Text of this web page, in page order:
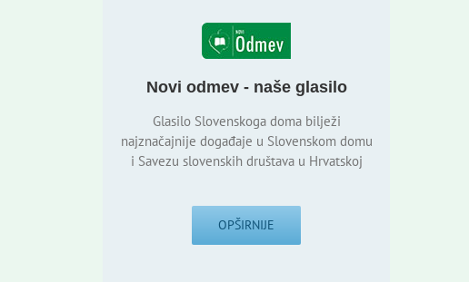
Novi odmev - naše glasilo
Glasilo Slovenskoga doma bilježi
najznačajnije događaje u Slovenskom domu
i Savezu slovenskih društava u Hrvatskoj
OPŠIRNIJE